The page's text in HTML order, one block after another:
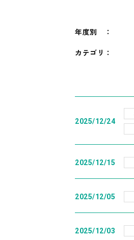
年度別 ：
カテゴリ：
2025/12/24
2025/12/15
2025/12/05
2025/12/03